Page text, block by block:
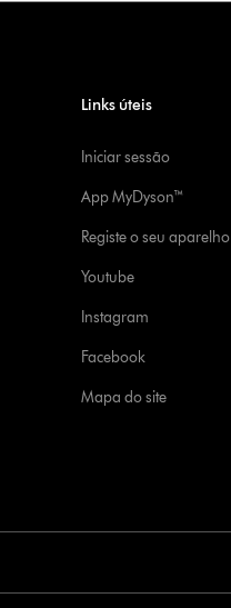
Links úteis
Iniciar sessão
App MyDyson™
Registe o seu aparelho
Youtube
Instagram
Facebook
Mapa do site